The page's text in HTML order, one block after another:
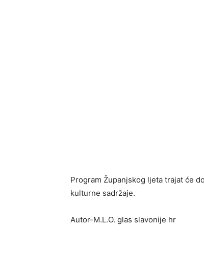
Program Županjskog ljeta trajat će
kulturne sadržaje.
Autor-M.L.O. glas slavonije hr